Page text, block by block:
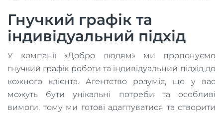
Гнучкий графік та
індивідуальний підхід
У компанії «Добро людям» ми пропонуємо
гнучкий графік роботи та індивідуальний підхід до
кожного клієнта. Агентство розуміє, що у вас
можуть бути унікальні потреби та особливі
вимоги, тому ми готові адаптуватися та створити